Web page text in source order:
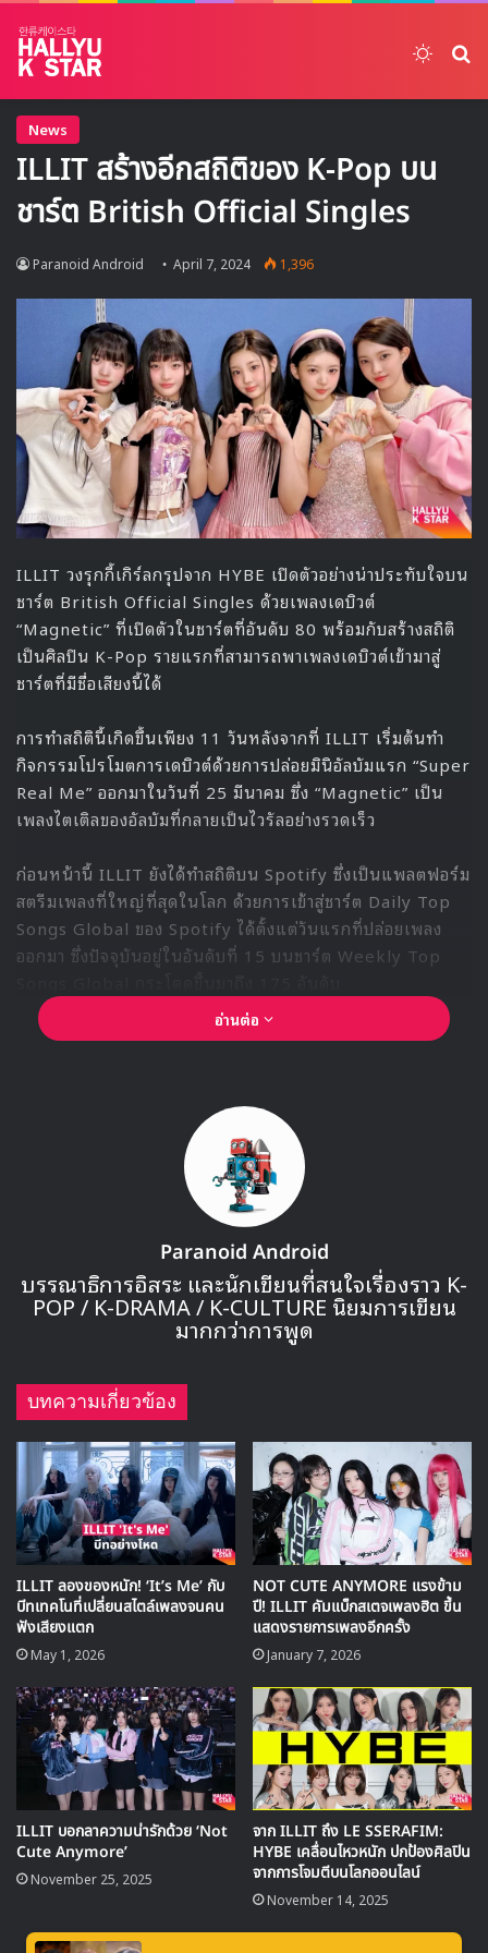
News
ILLIT สร้างอีกสถิติของ K-Pop บน
ชาร์ต British Official Singles
Paranoid Android April 7, 2024 1,396
ILLIT วงรุกกี้เกิร์ลกรุปจาก HYBE เปิดตัวอย่างน่าประทับใจบน
ชาร์ต British Official Singles ด้วยเพลงเดบิวต์
“Magnetic” ที่เปิดตัวในชาร์ตที่อันดับ 80 พร้อมกับสร้างสถิติ
เป็นศิลปิน K-Pop รายแรกที่สามารถพาเพลงเดบิวต์เข้ามาสู่
ชาร์ตที่มีชื่อเสียงนี้ได้
การทำสถิตินี้เกิดขึ้นเพียง 11 วันหลังจากที่ ILLIT เริ่มต้นทำ
กิจกรรมโปรโมตการเดบิวต์ด้วยการปล่อยมินิอัลบัมแรก “Super
Real Me” ออกมาในวันที่ 25 มีนาคม ซึ่ง “Magnetic” เป็น
เพลงไตเติลของอัลบัมที่กลายเป็นไวรัลอย่างรวดเร็ว
ก่อนหน้านี้ ILLIT ยังได้ทำสถิติบน Spotify ซึ่งเป็นแพลตฟอร์ม
สตรีมเพลงที่ใหญ่ที่สุดในโลก ด้วยการเข้าสู่ชาร์ต Daily Top
Songs Global ของ Spotify ได้ตั้งแต่วันแรกที่ปล่อยเพลง
ออกมา ซึ่งปัจจุบันอยู่ในอันดับที่ 15 บนชาร์ต Weekly Top
🎙GYUBIN ปลื้มเมืองไทยขนาดไหน? ถึงกลับมาถ่าย
MV เพลงใหม่ LIKE U 100 ที่กรุงเทพ
▶ คลิกดูสัมภาษณ์พิเศษ
อัลบัม “Super Real Me” ยังได้สร้างสถิติยอดขายในสัปดาห์
แรกสำหรับอัลบั้มเดบิวต์ของเกิร์ลกรุป ด้วยยอดขายมากกว่า
380,000 ชุด
ด้วยความสำเร็จที่เกิดขึ้นจากสถิติต่างๆ ตั้งแต่ช่วงสัปดาห์แรกขอ
งการเดบิวต์ ทำให้ ILLIT ได้รับการจับตามองอย่างมากจาก
วงการเพลงในระดับนานาชาติ
ILLIT
อ่านต่อ
Paranoid Android
บรรณาธิการอิสระ และนักเขียนที่สนใจเรื่องราว K-
POP / K-DRAMA / K-CULTURE นิยมการเขียน
มากกว่าการพูด
บทความเกี่ยวข้อง
ILLIT ลองของหนัก! ‘It’s Me’ กับ
บีทเทคโนที่เปลี่ยนสไตล์เพลงจนคน
ฟังเสียงแตก
May 1, 2026
NOT CUTE ANYMORE แรงข้าม
ปี! ILLIT คัมแบ็กสเตจเพลงฮิต ขึ้น
แสดงรายการเพลงอีกครั้ง
January 7, 2026
ILLIT บอกลาความน่ารักด้วย ‘Not
Cute Anymore’
November 25, 2025
จาก ILLIT ถึง LE SSERAFIM:
HYBE เคลื่อนไหวหนัก ปกป้องศิลปิน
จากการโจมตีบนโลกออนไลน์
November 14, 2025